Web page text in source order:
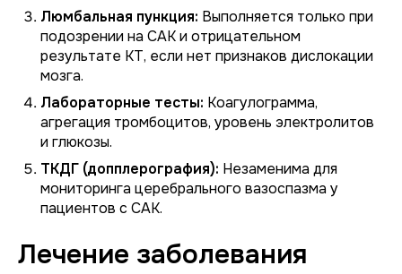
Люмбальная пункция: Выполняется только при
подозрении на САК и отрицательном
результате КТ, если нет признаков дислокации
мозга.
Лабораторные тесты: Коагулограмма,
агрегация тромбоцитов, уровень электролитов
и глюкозы.
ТКДГ (допплерография): Незаменима для
мониторинга церебрального вазоспазма у
пациентов с САК.
Лечение заболевания